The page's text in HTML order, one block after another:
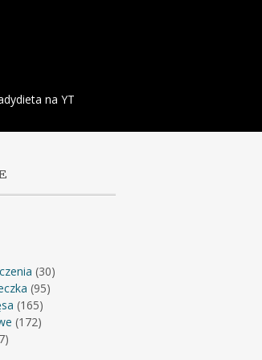
na YT
(30)
(95)
(165)
(172)